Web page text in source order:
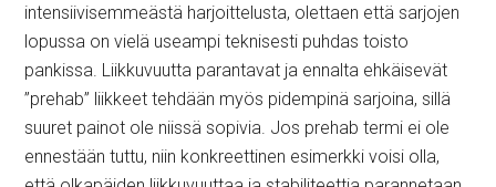
intensiivisemmeästä harjoittelusta, olettaen että sarjojen
lopussa on vielä useampi teknisesti puhdas toisto
pankissa. Liikkuvuutta parantavat ja ennalta ehkäisevät
”prehab” liikkeet tehdään myös pidempinä sarjoina, sillä
suuret painot ole niissä sopivia. Jos prehab termi ei ole
ennestään tuttu, niin konkreettinen esimerkki voisi olla,